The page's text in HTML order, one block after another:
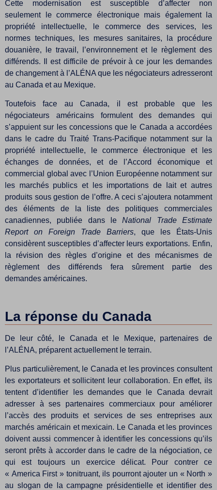
Cette modernisation est susceptible d’affecter non
seulement le commerce électronique mais également la
propriété intellectuelle, le commerce des services, les
normes techniques, les mesures sanitaires, la procédure
douanière, le travail, l’environnement et le règlement des
différends. Il est difficile de prévoir à ce jour les demandes
de changement à l’ALÉNA que les négociateurs adresseront
au Canada et au Mexique.
Toutefois face au Canada, il est probable que les
négociateurs américains formulent des demandes qui
s’appuient sur les concessions que le Canada a accordées
dans le cadre du Traité Trans-Pacifique notamment sur la
propriété intellectuelle, le commerce électronique et les
échanges de données, et de l’Accord économique et
commercial global avec l’Union Européenne notamment sur
les marchés publics et les importations de lait et autres
produits sous gestion de l’offre. A ceci s’ajoutera notamment
des éléments de la liste des politiques commerciales
canadiennes, publiée dans leNational Trade Estimate
Report on Foreign Trade Barriers, que les États-Unis
considèrent susceptibles d’affecter leurs exportations. Enfin,
la révision des règles d’origine et des mécanismes de
règlement des différends fera sûrement partie des
demandes américaines.
La réponse du Canada
De leur côté, le Canada et le Mexique, partenaires de
l’ALÉNA, préparent actuellement le terrain.
Plus particulièrement, le Canada et les provinces consultent
les exportateurs et sollicitent leur collaboration. En effet, ils
tentent d’identifier les demandes que le Canada devrait
adresser à ses partenaires commerciaux pour améliorer
l’accès des produits et services de ses entreprises aux
marchés américain et mexicain. Le Canada et les provinces
doivent aussi commencer à identifier les concessions qu’ils
seront prêts à accorder dans le cadre de la négociation, ce
qui est toujours un exercice délicat. Pour contrer ce
« America First » tonitruant, ils pourront ajouter un « North »
au slogan de la campagne présidentielle et identifier des